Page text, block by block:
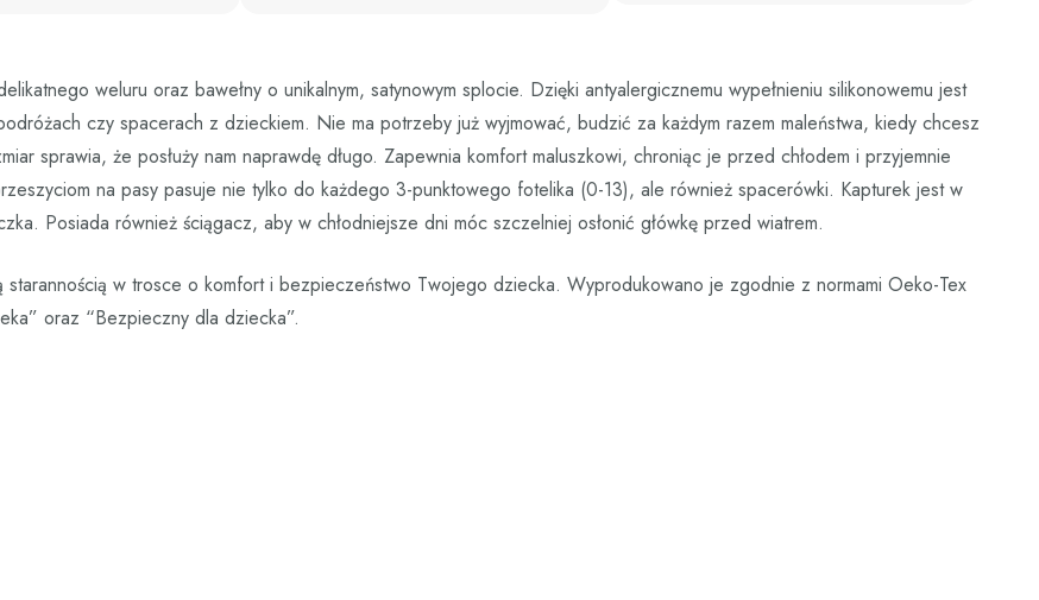
weluru oraz bawełny o unikalnym, satynowym splocie. Dzięki antyalergicznemu wypełnieniu silikonowemu jest
czy spacerach z dzieckiem. Nie ma potrzeby już wyjmować, budzić za każdym razem maleństwa, kiedy chcesz
sprawia, że posłuży nam naprawdę długo. Zapewnia komfort maluszkowi, chroniąc je przed chłodem i przyjemnie
na pasy pasuje nie tylko do każdego 3-punktowego fotelika (0-13), ale również spacerówki. Kapturek jest w
Posiada również ściągacz, aby w chłodniejsze dni móc szczelniej osłonić główkę przed wiatrem.
starannością w trosce o komfort i bezpieczeństwo Twojego dziecka. Wyprodukowano je zgodnie z normami Oeko-Tex
oraz “Bezpieczny dla dziecka”.